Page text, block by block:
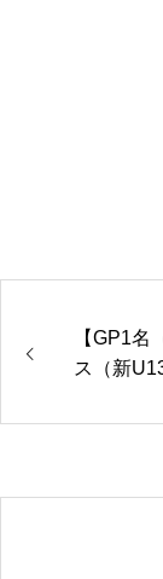
【GP1
ス（新